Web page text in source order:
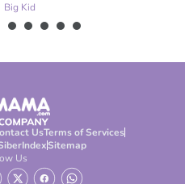
Big Kid
UsTerms of Services
IndexSitemap
Us